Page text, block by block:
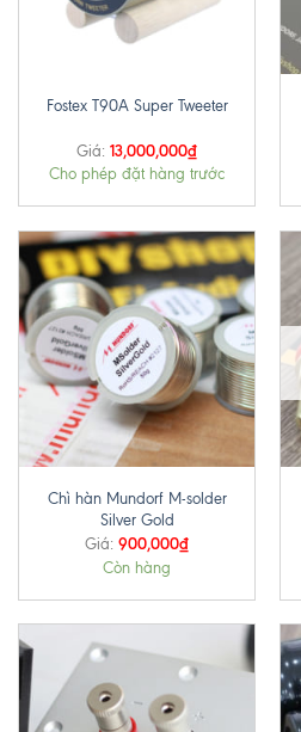
Fostex T90A Super Tweeter
Giá: 13,000,000₫
Cho phép đặt hàng trước
Chì hàn Mundorf M-solder
Silver Gold
Giá: 900,000₫
Còn hàng